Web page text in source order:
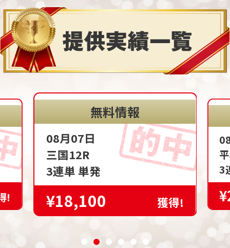
!
無料情報
08月07日
三国12R
3連単 単発
¥18,100 獲得!
3